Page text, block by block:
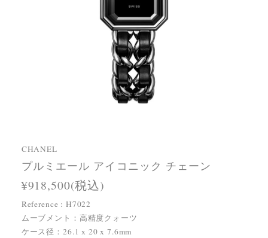
CHANEL
プルミエール アイコニック チェーン
¥918,500(税込)
Reference : H7022
ムーブメント：高精度クォーツ
ケース径：26.1 x 20 x 7.6mm